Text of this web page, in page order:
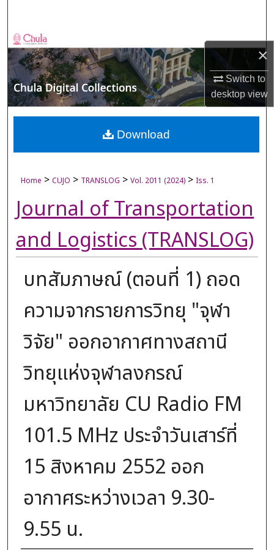
×
Switch to
desktopview
Browse Collections
My Account
About
Digital Commons Network™
Home > CUJO > TRANSLOG > Vol. 2011 (2024) > Iss. 1
Journal of Transportation
and Logistics (TRANSLOG)
บทสัมภาษณ์ (ตอนที่ 1) ถอด
ความจากรายการวิทยุ "จุฬา
วิจัย" ออกอากาศทางสถานี
วิทยุแห่งจุฬาลงกรณ์
มหาวิทยาลัย CU Radio FM
101.5 MHz ประจำวันเสาร์ที่
15 สิงหาคม 2552 ออก
อากาศระหว่างเวลา 9.30-
9.55 น.
Download